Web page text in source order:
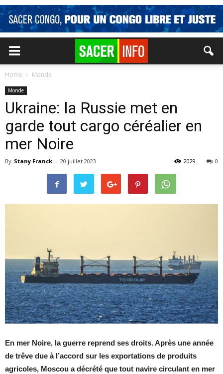
Home Monde
Monde
Ukraine: la Russie met en
garde tout cargo céréalier en
mer Noire
By Stany Franck - 20 juillet 2023 0
2029
En mer Noire, la guerre reprend ses droits. Après une année
de trêve due à l’accord sur les exportations de produits
agricoles, Moscou a décrété que tout navire circulant en mer